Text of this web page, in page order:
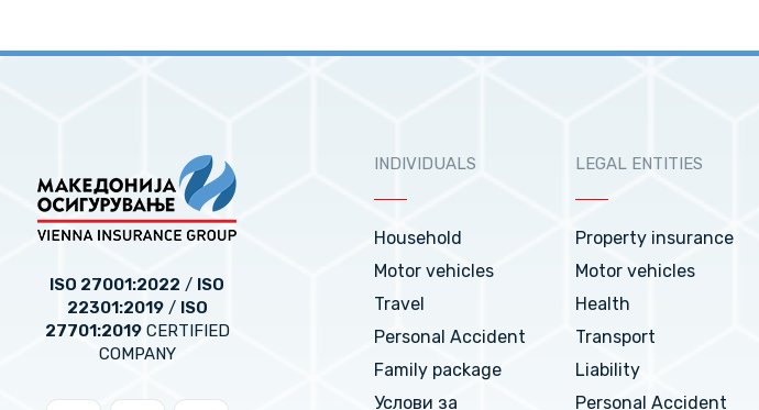
ISO 27001:2022 / ISO
22301:2019/ ISO
27701:2019CERTIFIED
COMPANY
INDIVIDUALS
Household
Motor vehicles
Travel
Personal Accident
Family package
Услови за
LEGAL ENTITIES
Property insurance
Motor vehicles
Health
Transport
Liability
Personal Accident